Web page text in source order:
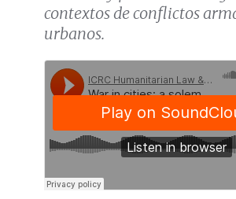
contextos de conflictos
urbanos.